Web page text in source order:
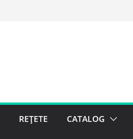
REȚETE CATALOG